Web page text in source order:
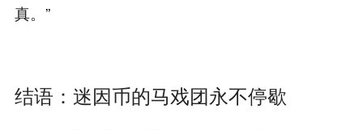
真。”
结语：迷因币的马戏团永不停歇